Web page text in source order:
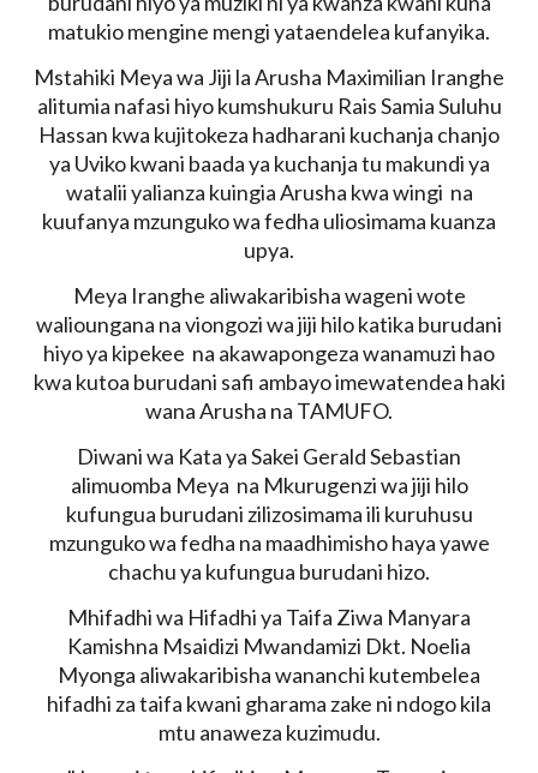
matukio mengine mengi yataendelea kufanyika.
Mstahiki Meya wa Jiji la Arusha Maximilian Iranghe
alitumia nafasi hiyo kumshukuru Rais Samia Suluhu
Hassan kwa kujitokeza hadharani kuchanja chanjo
ya Uviko kwani baada ya kuchanja tu makundi ya
watalii yalianza kuingia Arusha kwa wingi na
kuufanya mzunguko wa fedha uliosimama kuanza
upya.
Meya Iranghe aliwakaribisha wageni wote
walioungana na viongozi wa jiji hilo katika burudani
hiyo ya kipekee na akawapongeza wanamuzi hao
kwa kutoa burudani safi ambayo imewatendea haki
wana Arusha na TAMUFO.
Diwani wa Kata ya Sakei Gerald Sebastian
alimuomba Meya na Mkurugenzi wa jiji hilo
kufungua burudani zilizosimama ili kuruhusu
mzunguko wa fedha na maadhimisho haya yawe
chachu ya kufungua burudani hizo.
Mhifadhi wa Hifadhi ya Taifa Ziwa Manyara
Kamishna Msaidizi Mwandamizi Dkt. Noelia
Myonga aliwakaribisha wananchi kutembelea
hifadhi za taifa kwani gharama zake ni ndogo kila
mtu anaweza kuzimudu.